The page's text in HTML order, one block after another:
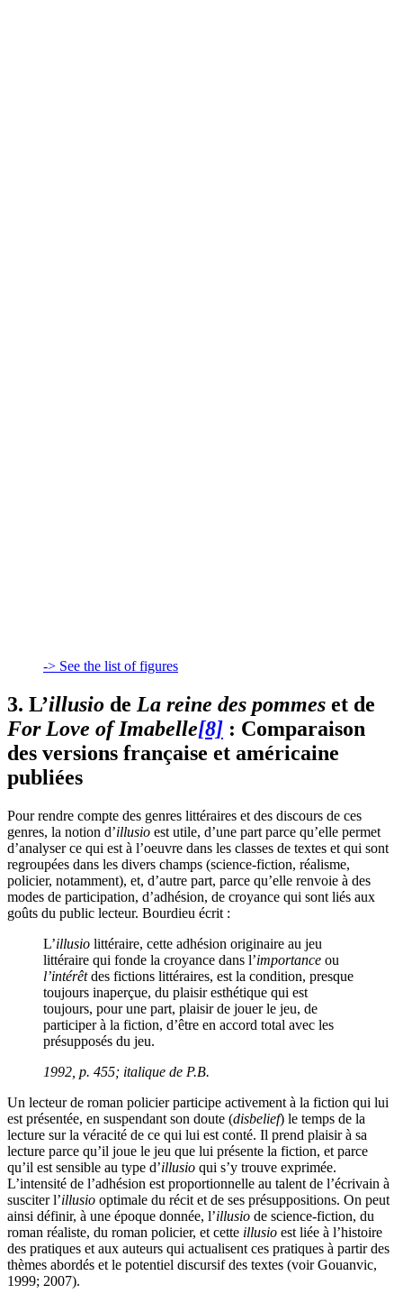
-> See the list of figures
3. L’illusio de La reine des pommes et de
For Love of Imabelle[8] : Comparaison
des versions française et américaine
publiées
Pour rendre compte des genres littéraires et des discours de ces
genres, la notion d’illusio est utile, d’une part parce qu’elle permet
d’analyser ce qui est à l’oeuvre dans les classes de textes et qui sont
regroupées dans les divers champs (science-fiction, réalisme,
policier, notamment), et, d’autre part, parce qu’elle renvoie à des
modes de participation, d’adhésion, de croyance qui sont liés aux
goûts du public lecteur. Bourdieu écrit :
L’illusio littéraire, cette adhésion originaire au jeu
littéraire qui fonde la croyance dans l’importance ou
l’intérêtdes fictions littéraires, est la condition, presque
toujours inaperçue, du plaisir esthétique qui est
toujours, pour une part, plaisir de jouer le jeu, de
participer à la fiction, d’être en accord total avec les
présupposés du jeu.
1992, p. 455; italique de P.B.
Un lecteur de roman policier participe activement à la fiction qui lui
est présentée, en suspendant son doute (disbelief) le temps de la
lecture sur la véracité de ce qui lui est conté. Il prend plaisir à sa
lecture parce qu’il joue le jeu que lui présente la fiction, et parce
qu’il est sensible au type d’illusio qui s’y trouve exprimée.
L’intensité de l’adhésion est proportionnelle au talent de l’écrivain à
susciter l’illusio optimale du récit et de ses présuppositions. On peut
ainsi définir, à une époque donnée, l’illusio de science-fiction, du
roman réaliste, du roman policier, et cette illusio est liée à l’histoire
des pratiques et aux auteurs qui actualisent ces pratiques à partir des
thèmes abordés et le potentiel discursif des textes (voir Gouanvic,
1999; 2007).